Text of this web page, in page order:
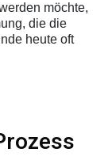
möchte,
die die
heute oft